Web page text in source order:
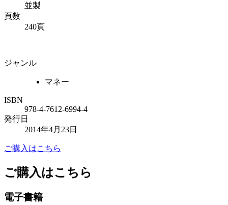
並製
頁数
240頁
ジャンル
マネー
ISBN
978-4-7612-6994-4
発行日
2014年4月23日
ご購入はこちら
ご購入はこちら
電子書籍